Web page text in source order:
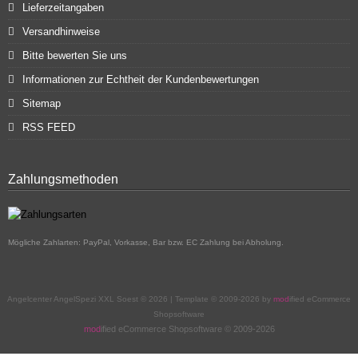
Lieferzeitangaben
Versandhinweise
Bitte bewerten Sie uns
Informationen zur Echtheit der Kundenbewertungen
Sitemap
RSS FEED
Zahlungsmethoden
Mögliche Zahlarten: PayPal, Vorkasse, Bar bzw. EC Zahlung bei Abholung.
Angelcenter AngelSpezi XXL Soest © 2026 | Template © 2009-2026 by mod ified eCommerce
Shopsoftware
modified eCommerce Shopsoftware © 2009-2026